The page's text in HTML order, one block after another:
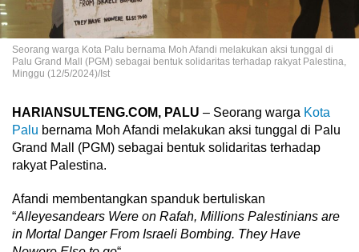
Seorang warga Kota Palu bernama Moh Afandi melakukan aksi tunggal di
Palu Grand Mall (PGM) sebagai bentuk solidaritas terhadap rakyat Palestina,
Minggu (12/5/2024)/Ist
HARIANSULTENG.COM, PALU – Seorang warga Kota
Palu bernama Moh Afandi melakukan aksi tunggal di Palu
Grand Mall (PGM) sebagai bentuk solidaritas terhadap
rakyat Palestina.
Afandi membentangkan spanduk bertuliskan
“Alleyesandears Were on Rafah, Millions Palestinians are
in Mortal Danger From Israeli Bombing. They Have